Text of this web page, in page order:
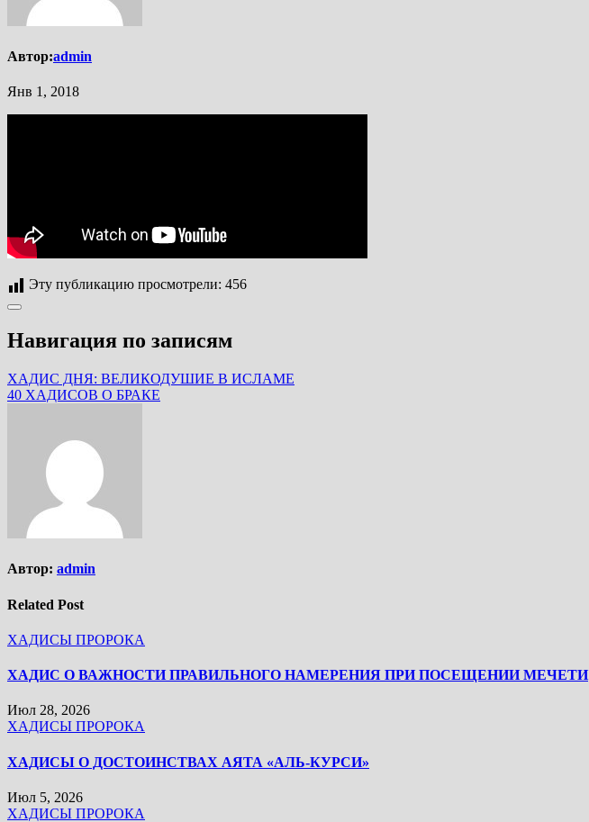
Автор:admin
Янв 1, 2018
Эту публикацию просмотрели: 456
Навигация по записям
ХАДИС ДНЯ: ВЕЛИКОДУШИЕ В ИСЛАМЕ
40 ХАДИСОВ О БРАКЕ
Автор: admin
Related Post
ХАДИСЫ ПРОРОКА
ХАДИС О ВАЖНОСТИ ПРАВИЛЬНОГО НАМЕРЕНИЯ ПРИ ПОСЕЩЕНИИ МЕЧЕТИ
Июл 28, 2026
ХАДИСЫ ПРОРОКА
ХАДИСЫ О ДОСТОИНСТВАХ АЯТА «АЛЬ-КУРСИ»
Июл 5, 2026
ХАДИСЫ ПРОРОКА